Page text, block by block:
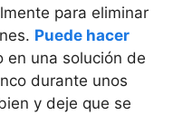
para eliminar
Puede hacer
en una solución de
durante unos
y deje que se